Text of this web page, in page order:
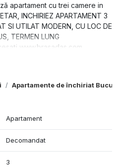
Apartamente de închiriat
apartament cu trei camere in
INCHIRIEZ APARTAMENT 3
SI UTILAT MODERN, CU LOC DE
TERMEN LUNG
www.brasadas.com.
Apartament
Decomandat
3